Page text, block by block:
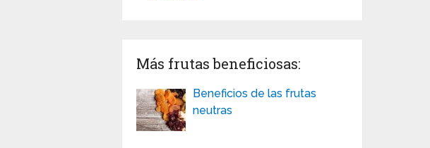
Más frutas beneficiosas:
Beneficios de las frutas
neutras